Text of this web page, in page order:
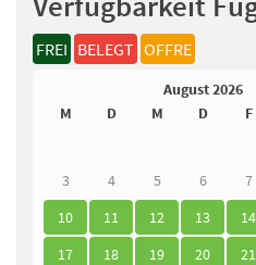
FREI BELEGT OFFRE
August 2026
M
D M D F
3
4 5 6 7
10
11 12 13 14
17
18 19 20 21